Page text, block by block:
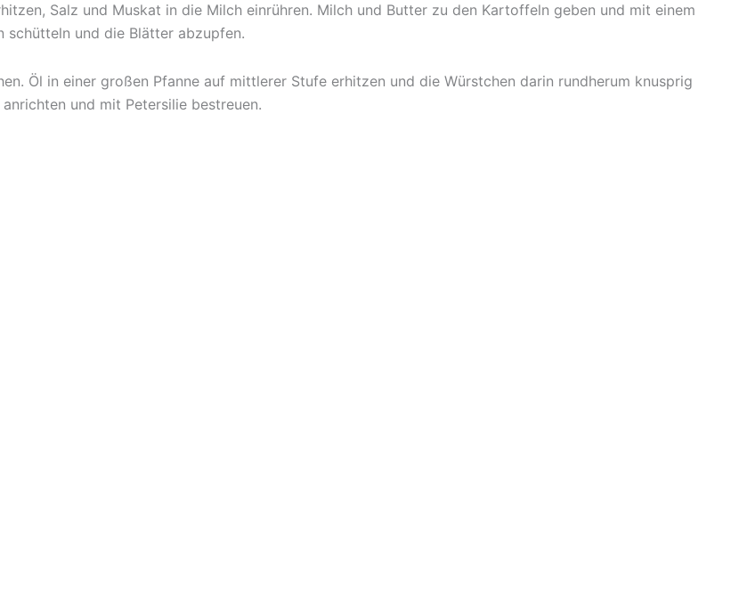
Salz und Muskat in die Milch einrühren. Milch und Butter zu den Kartoffeln geben und mit einem
und die Blätter abzupfen.
Öl in einer großen Pfanne auf mittlerer Stufe erhitzen und die Würstchen darin rundherum knusprig
und mit Petersilie bestreuen.